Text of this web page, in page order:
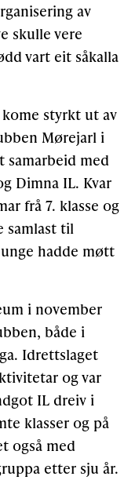
av
skulle vere
vart eit såkalla
styrkt ut av
Mørejarl i
samarbeid med
Dimna IL. Kvar
frå 7. klasse og
samlast til
hadde møtt
i november
både i
Idrettslaget
og var
IL dreiv i
klasser og på
også med
etter sju år.